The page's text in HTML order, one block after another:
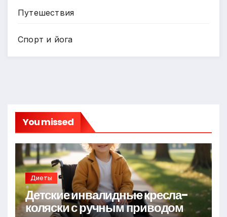
Путешествия
Спорт и йога
You missed
Диеты
Детские инвалидные кресла-
коляски с ручным приводом